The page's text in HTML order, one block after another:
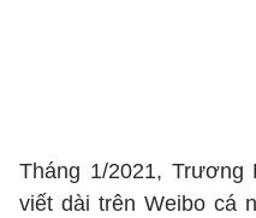
Tháng 1/2021,
viết dài trên Weibo cá